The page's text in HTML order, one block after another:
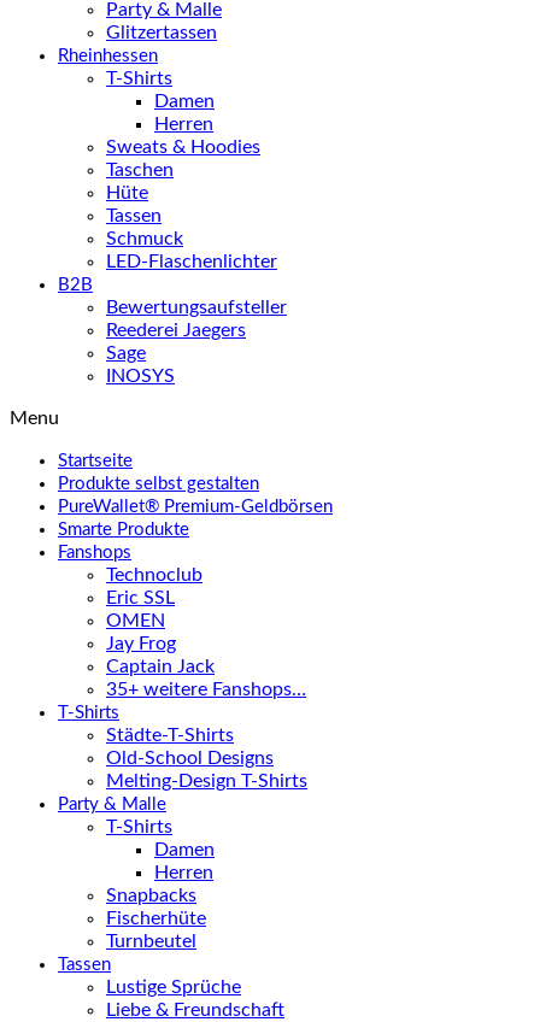
Party & Malle
Glitzertassen
Rheinhessen
T-Shirts
Damen
Herren
Sweats & Hoodies
Taschen
Hüte
Tassen
Schmuck
LED-Flaschenlichter
B2B
Bewertungsaufsteller
Reederei Jaegers
Sage
INOSYS
Menu
Startseite
Produkte selbst gestalten
PureWallet® Premium-Geldbörsen
Smarte Produkte
Fanshops
Technoclub
Eric SSL
OMEN
Jay Frog
Captain Jack
35+ weitere Fanshops…
T-Shirts
Städte-T-Shirts
Old-School Designs
Melting-Design T-Shirts
Party & Malle
T-Shirts
Damen
Herren
Snapbacks
Fischerhüte
Turnbeutel
Tassen
Lustige Sprüche
Liebe & Freundschaft